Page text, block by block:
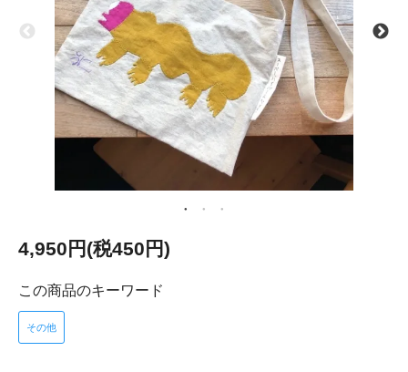
4,950円(税450円)
この商品のキーワード
その他